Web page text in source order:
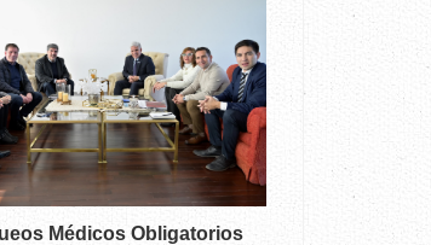
Médicos Obligatorios